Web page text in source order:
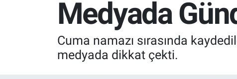
Medyada
Cuma namazı sırasında
medyada dikkat çekti.
KULİS MEYDANI
1461 TRABZON
Son Dakika Haberleri
Haber Arşivi